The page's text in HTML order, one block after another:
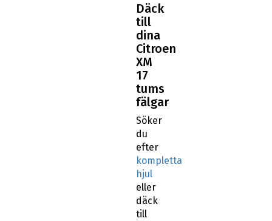
Däck
till
dina
Citroen
XM
17
tums
fälgar
Söker
du
efter
kompletta
hjul
eller
däck
till